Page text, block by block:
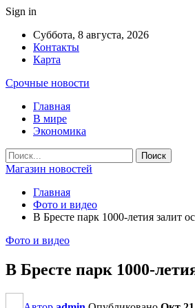
Sign in
Суббота, 8 августа, 2026
Контакты
Карта
Срочные новости
Главная
В мире
Экономика
Магазин новостей
Главная
Фото и видео
В Бресте парк 1000-летия залит
Фото и видео
В Бресте парк 1000-